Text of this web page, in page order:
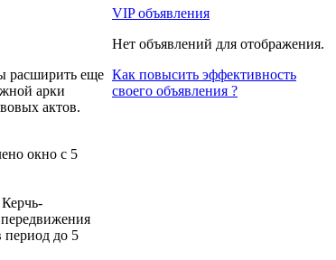
расширить еще
арки
актов.
окно с 5
период до 5
VIP объявления
Нет объявлений для отображения.
Как повысить эффективность
своего объявления ?